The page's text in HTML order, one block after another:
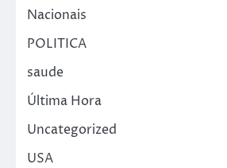
Nacionais
POLITICA
saude
Última Hora
Uncategorized
USA